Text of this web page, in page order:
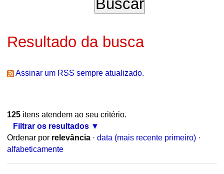
Resultado da busca
Assinar um RSS sempre atualizado.
125itens atendem ao seu critério.
Filtrar os resultados
Ordenar por relevância · data (mais recente primeiro) ·
alfabeticamente